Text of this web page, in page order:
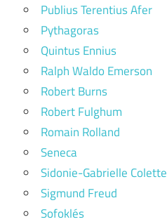
Publius Terentius Afer
Pythagoras
Quintus Ennius
Ralph Waldo Emerson
Robert Burns
Robert Fulghum
Romain Rolland
Seneca
Sidonie-Gabrielle Colette
Sigmund Freud
Sofoklés